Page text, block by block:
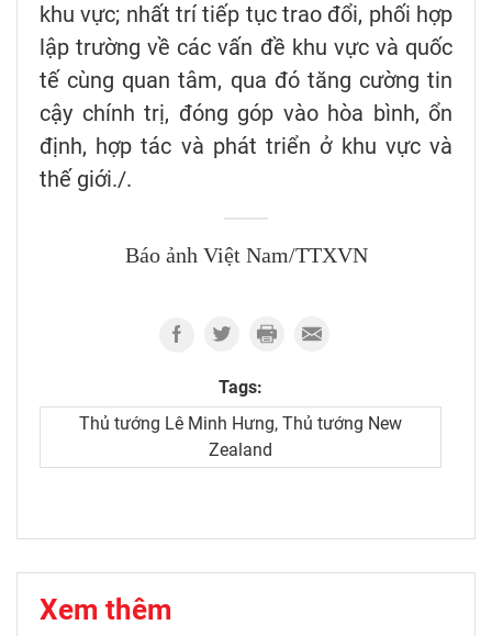
khu vực; nhất trí tiếp tục trao đổi, phối hợp
lập trường về các vấn đề khu vực và quốc
tế cùng quan tâm, qua đó tăng cường tin
cậy chính trị, đóng góp vào hòa bình, ổn
định, hợp tác và phát triển ở khu vực và
thế giới./.
Báo ảnh Việt Nam/TTXVN
Tags:
Thủ tướng Lê Minh Hưng, Thủ tướng New
Zealand
Xem thêm